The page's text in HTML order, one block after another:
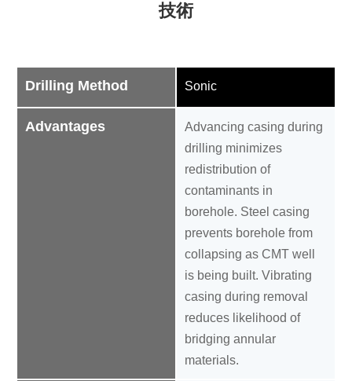
技術
Drilling Method
Advantages
Sonic
Advancing casing during
drilling minimizes
redistribution of
contaminants in
borehole. Steel casing
prevents borehole from
collapsing as CMT well
is being built. Vibrating
casing during removal
reduces likelihood of
bridging annular
materials.